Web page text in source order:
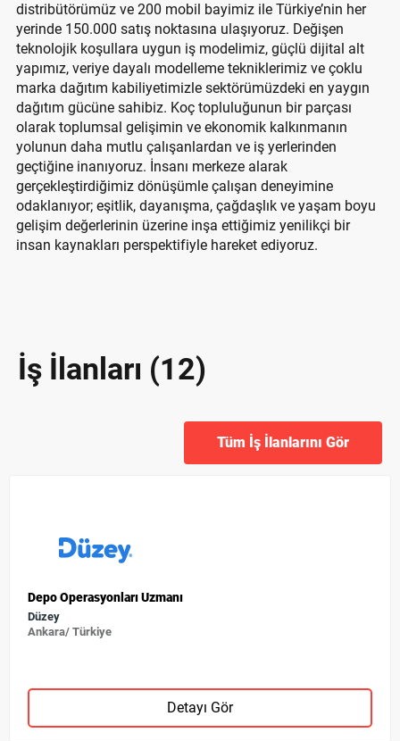
distribütörümüz ve 200 mobil bayimiz ile Türkiye’nin her
yerinde 150.000 satış noktasına ulaşıyoruz. Değişen
teknolojik koşullara uygun iş modelimiz, güçlü dijital alt
yapımız, veriye dayalı modelleme tekniklerimiz ve çoklu
marka dağıtım kabiliyetimizle sektörümüzdeki en yaygın
dağıtım gücüne sahibiz. Koç topluluğunun bir parçası
olarak toplumsal gelişimin ve ekonomik kalkınmanın
yolunun daha mutlu çalışanlardan ve iş yerlerinden
geçtiğine inanıyoruz. İnsanı merkeze alarak
gerçekleştirdiğimiz dönüşümle çalışan deneyimine
odaklanıyor; eşitlik, dayanışma, çağdaşlık ve yaşam boyu
gelişim değerlerinin üzerine inşa ettiğimiz yenilikçi bir
insan kaynakları perspektifiyle hareket ediyoruz.
İş İlanları (12)
Tüm İş İlanlarını Gör
Depo Operasyonları Uzmanı
Düzey
Ankara/ Türkiye
Detayı Gör